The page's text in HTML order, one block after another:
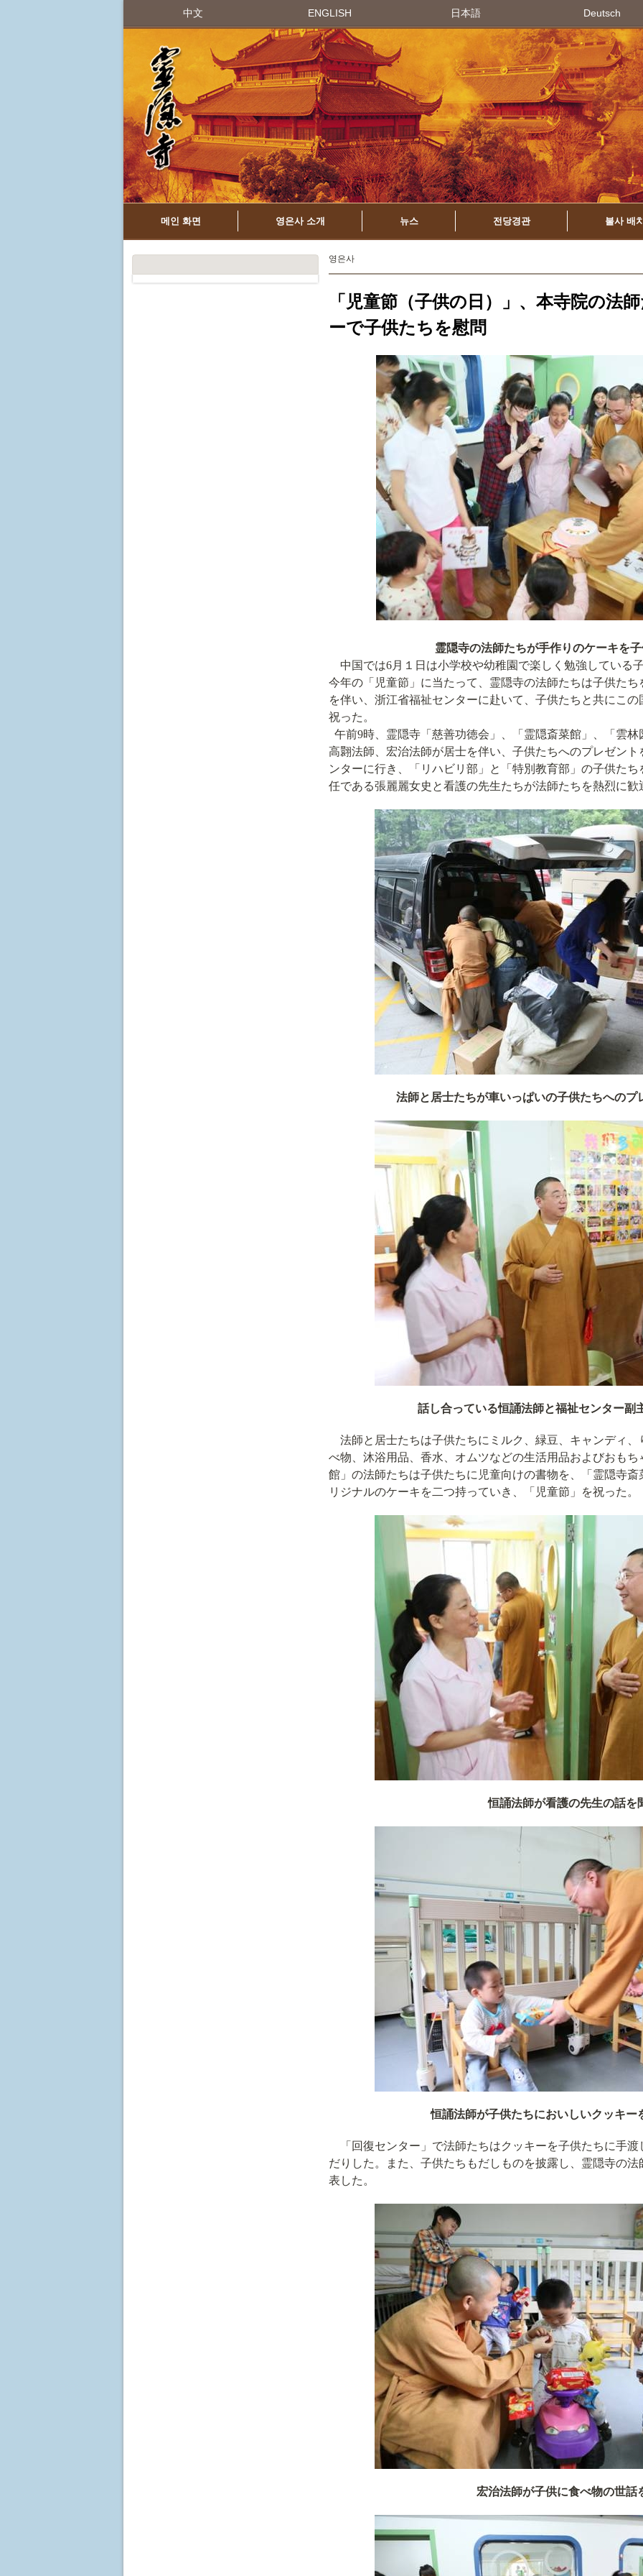
中文 ENGLISH 日本語 Deutsch
메인 화면 영은사 소개 뉴스 전당경관 불사 배
영은사
「児童節（子供の日）」、本寺院の法
ーで子供たちを慰問
霊隠寺の法師たちが手作りのケーキを
中国では6月１日は小学校や幼稚園で楽しく勉強している
今年の 「児童節」 に当たって、霊隠寺の法師たちは子供た
を伴い、 浙江省福祉センターに赴いて、子供たちと共にこの
祝った。
午前9時、霊隠寺「慈善功徳会」、「霊隠斎菜館」、「雲
高翾法師、宏治法師が居士を伴い、子供たちへのプレゼント
ンターに行き、「リハビリ部」と「特別教育部」の子供た
任である張麗麗女史と看護の先生たちが法師たちを熱烈に歓
法師と居士たちが車いっぱいの子供たちへのプ
話し合っている恒誦法師と福祉センター副
法師と居士たちは子供たちにミルク、緑豆、キャンディ
べ物、沐浴用品、香水、オムツなどの生活用品およびおも
館」の法師たちは子供たちに児童向けの書物を、「霊隠寺
リジナルのケーキを二つ持っていき、「児童節」を祝った。
恒誦法師が看護の先生の話を
恒誦法師が子供たちにおいしいクッキー
「回復センター」で法師たちはクッキーを子供たちに手
だりした。また、子供たちもだしものを披露し、霊隠寺の
表した。
宏治法師が子供に食べ物の世話